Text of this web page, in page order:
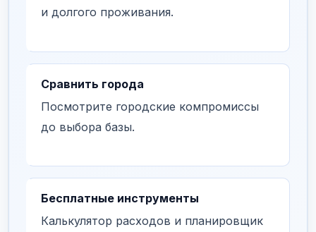
и долгого проживания.
Сравнить города
Посмотрите городские компромиссы
до выбора базы.
Бесплатные инструменты
Калькулятор расходов и планировщик